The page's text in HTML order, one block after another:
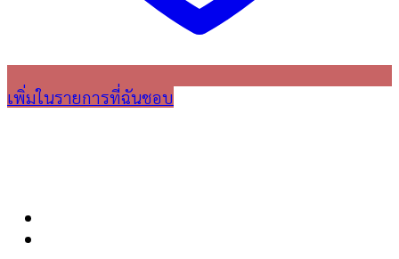
เพิ่มในรายการที่ฉันชอบ